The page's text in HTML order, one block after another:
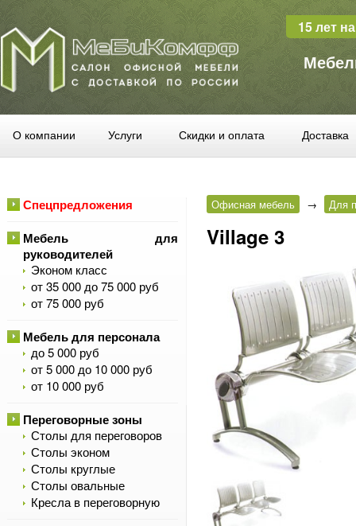
15 лет
О компании Услуги Скидки и оплата Доставка
Спецпредложения
Мебель для
руководителей
Эконом класс
от 35 000 до 75 000 руб
от 75 000 руб
Мебель для персонала
до 5 000 руб
от 5 000 до 10 000 руб
от 10 000 руб
Переговорные зоны
Столы для переговоров
Столы эконом
Столы круглые
Столы овальные
Кресла в переговорную
Офисная мебель → Для
Village 3